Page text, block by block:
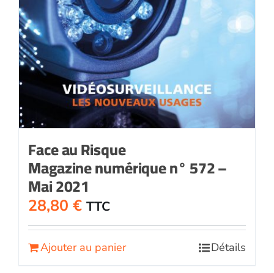
Face au Risque
Magazine numérique n° 572 –
Mai 2021
28,80 € TTC
Ajouter au panier Détails